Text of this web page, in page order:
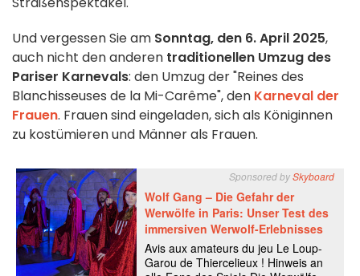
Und vergessen Sie am Sonntag, den 6. April 2025,
auch nicht den anderen traditionellen Umzug des
Pariser Karnevals: den Umzug der "Reines des
Blanchisseuses de la Mi-Carême", den Karneval der
Frauen. Frauen sind eingeladen, sich als Königinnen
zu kostümieren und Männer als Frauen.